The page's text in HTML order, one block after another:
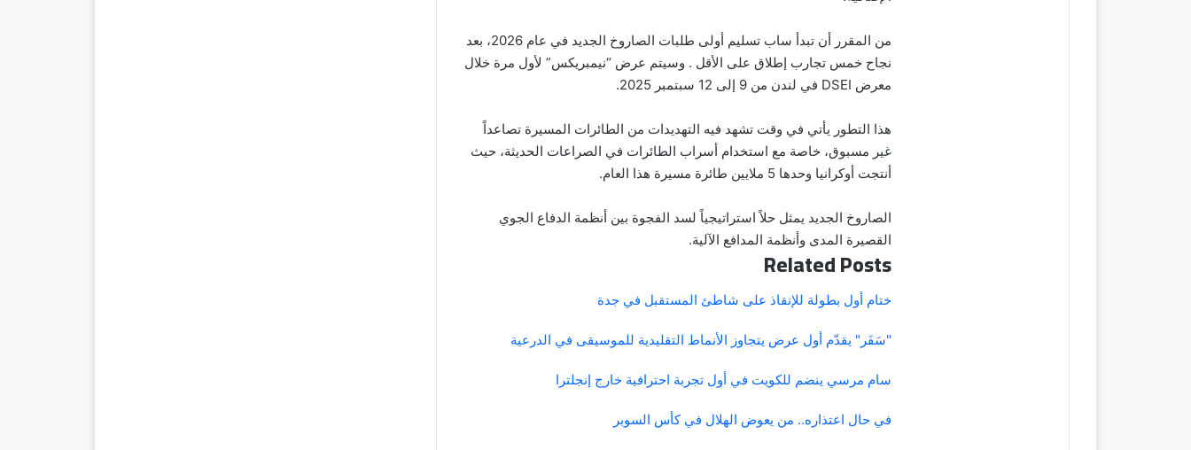
من المقرر أن تبدأ ساب تسليم أولى طلبات الصاروخ الجديد في عام 2026، بعد
نجاح خمس تجارب إطلاق على الأقل . وسيتم عرض “نيمبريكس” لأول مرة خلال
معرض DSEI في لندن من 9 إلى 12 سبتمبر 2025.
هذا التطور يأتي في وقت تشهد فيه التهديدات من الطائرات المسيرة تصاعداً
غير مسبوق، خاصة مع استخدام أسراب الطائرات في الصراعات الحديثة، حيث
أنتجت أوكرانيا وحدها 5 ملايين طائرة مسيرة هذا العام.
الصاروخ الجديد يمثل حلاً استراتيجياً لسد الفجوة بين أنظمة الدفاع الجوي
القصيرة المدى وأنظمة المدافع الآلية.
Related Posts
ختام أول بطولة للإنقاذ على شاطئ المستقبل في جدة
"سَفَر" يقدّم أول عرض يتجاوز الأنماط التقليدية للموسيقى في الدرعية
سام مرسي ينضم للكويت في أول تجربة احترافية خارج إنجلترا
في حال اعتذاره.. من يعوض الهلال في كأس السوبر